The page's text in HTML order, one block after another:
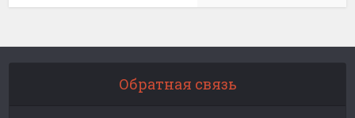
Обратная связь